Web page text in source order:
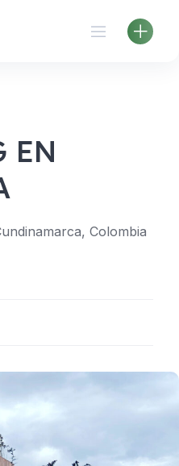
EN
Colombia